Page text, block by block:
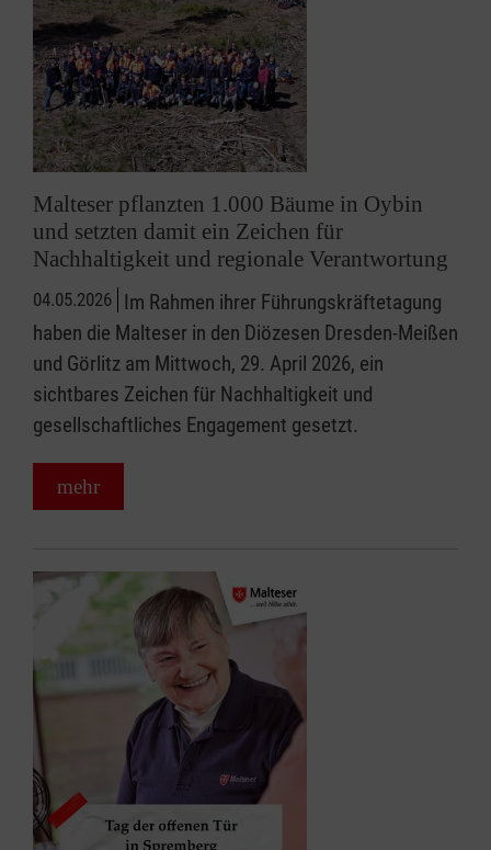
Malteser pflanzten 1.000 Bäume in Oybin
und setzten damit ein Zeichen für
Nachhaltigkeit und regionale Verantwortung
04.05.2026 Im Rahmen ihrer Führungskräftetagung
haben die Malteser in den Diözesen Dresden-Meißen
und Görlitz am Mittwoch, 29. April 2026, ein
sichtbares Zeichen für Nachhaltigkeit und
gesellschaftliches Engagement gesetzt.
mehr